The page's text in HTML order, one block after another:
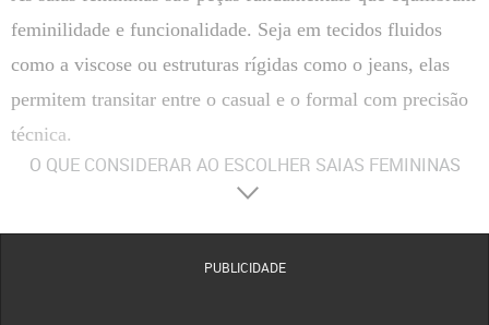
feminilidade e funcionalidade. Seja em tecidos fluidos
como a viscose ou estruturas rígidas como o jeans, elas
permitem transitar entre o casual e o formal com precisão
técnica.
O QUE CONSIDERAR AO ESCOLHER SAIAS FEMININAS
A escolha entre fibras naturais, como algodão e viscose, ou
Tecidos com elastano proporcionam maior flexibilidade, enquanto o crepe oferece uma
PUBLICIDADE